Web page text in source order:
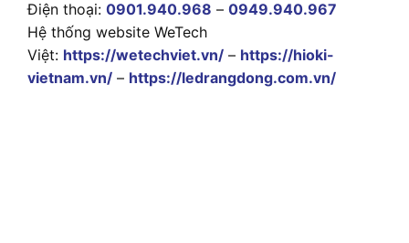
Điện thoại: 0901.940.968 – 0949.940.967
Hệ thống website WeTech
Việt: https://wetechviet.vn/ – https://hioki-
vietnam.vn/ – https://ledrangdong.com.vn/